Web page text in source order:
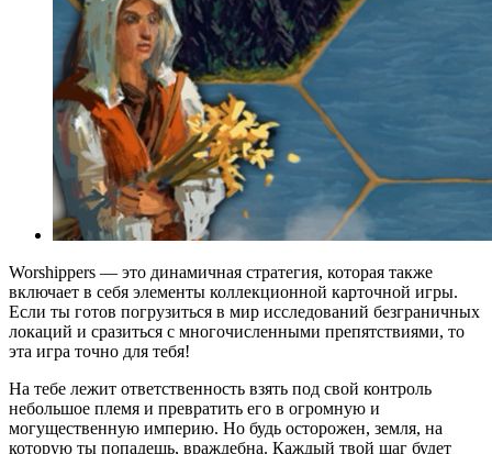
Worshippers — это динамичная стратегия, которая также
включает в себя элементы коллекционной карточной игры.
Если ты готов погрузиться в мир исследований безграничных
локаций и сразиться с многочисленными препятствиями, то
эта игра точно для тебя!
На тебе лежит ответственность взять под свой контроль
небольшое племя и превратить его в огромную и
могущественную империю. Но будь осторожен, земля, на
которую ты попадешь, враждебна. Каждый твой шаг будет